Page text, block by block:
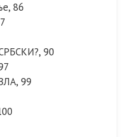
86
90
99